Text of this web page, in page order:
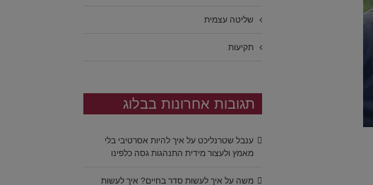
שליטה עצמית
תקיעות
תגובות אחרונות בבלוג
ענבל שטרנליכט על איך להיות אסרטיבי בלי
מאמץ ולעצור מידית התנהגות גסה כלפינו
משה על איך לעשות סדר בחיים? איך לעשות